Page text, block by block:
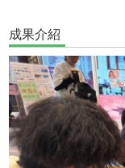
成果介紹